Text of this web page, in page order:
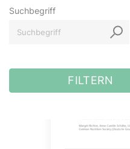
Suchbegriff
FILTERN